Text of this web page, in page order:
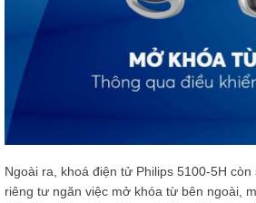
Ngoài ra, khoá điện tử Philips 5100-5H
riêng tư ngăn việc mở khóa từ bên ngoài,